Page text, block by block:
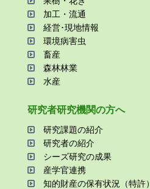
加⼯・流通
経営･現地情報
環境病害⾍
畜産
森林林業
⽔産
研究者研究機関の⽅へ
研究課題の紹介
研究者の紹介
シーズ研究の成果
産学官連携
知的財産の保有状況（特許）